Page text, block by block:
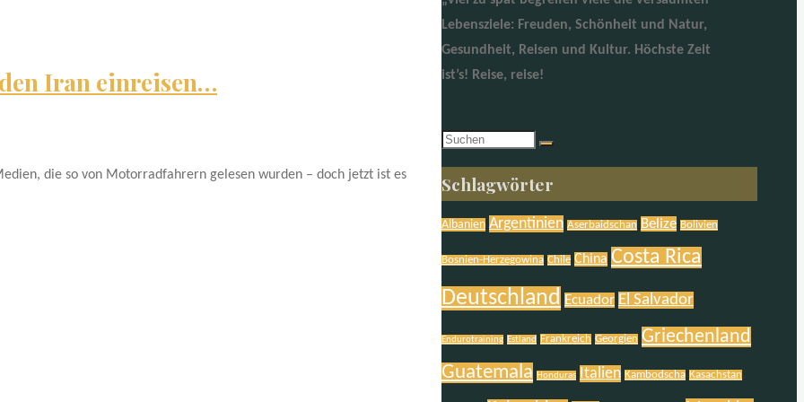
Iran einreisen…
die so von Motorradfahrern gelesen wurden – doch jetzt ist es
Lebensziele: Freuden, Schönheit und Natur,
Gesundheit, Reisen und Kultur. Höchste Zeit
ist’s! Reise, reise!
Suchen
nach:
Schlagwörter
Albanien Argentinien Aserbaidschan Belize Bolivien
Bosnien-Herzegowina Chile China Costa Rica
Deutschland Ecuador El Salvador
Endurotraining Estland Frankreich Georgien Griechenland
Guatemala Honduras Italien Kambodscha Kasachstan